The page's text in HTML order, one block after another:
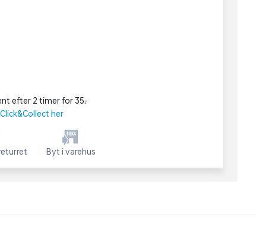
efter 2 timer for 35,-
her
Byt i varehus